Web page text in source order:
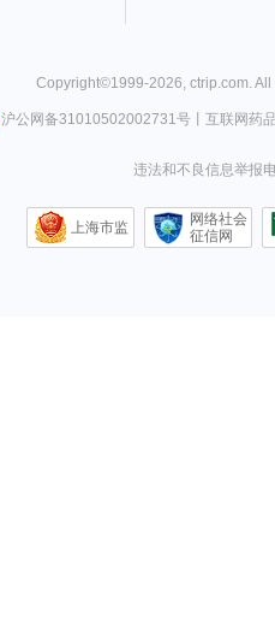
Copyright©1999-2026 ctrip.com .
沪公网备31010502002731号丨 互联网药
违法和不良信息举报
上海市监
网络社会
征信网